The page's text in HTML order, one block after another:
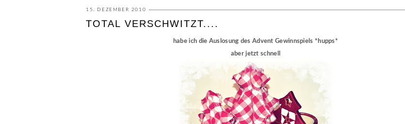
15. DEZEMBER 2010
TOTAL VERSCHWITZT....
habe ich die Auslosung des Advent Gewinnspiels *hupps*
aber jetzt schnell